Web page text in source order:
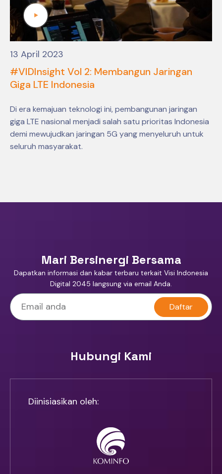
13 April 2023
#VIDInsight Vol 2: Membangun Jaringan
Giga LTE Indonesia
Di era kemajuan teknologi ini, pembangunan jaringan
giga LTE nasional menjadi salah satu prioritas Indonesia
demi mewujudkan jaringan 5G yang menyeluruh untuk
seluruh masyarakat.
Mari Bersinergi Bersama
Dapatkan informasi dan kabar terbaru terkait Visi Indonesia
Digital 2045 langsung via email Anda.
Daftar
Hubungi Kami
Diinisiasikan oleh: